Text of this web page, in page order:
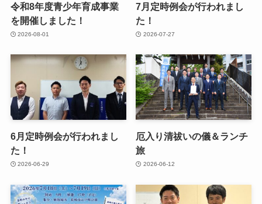
令和8年度青少年育成事業
を開催しました！
2026-08-01
7月定時例会が行われまし
た！
2026-07-27
6月定時例会が行われまし
た！
2026-06-29
厄入り清祓いの儀＆ランチ
旅
2026-06-12